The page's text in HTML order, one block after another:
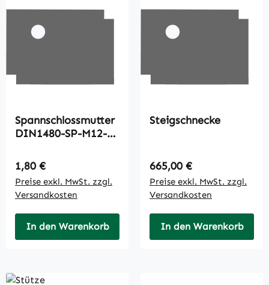
Spannschlossmutter
DIN1480-SP-M12-
Regulärer Preis:
1,80 €
Preise exkl. MwSt. zzgl.
Versandkosten
In den Warenkorb
Steigschnecke
Regulärer Preis:
665,00 €
Preise exkl. MwSt. zzgl.
Versandkosten
In den Warenkorb